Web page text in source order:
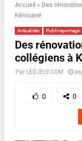
N
U
Accueil » Des
Kérouané
Actualités Publireportage
Des
collégiens à
Par LEDJELY.COM
0 0